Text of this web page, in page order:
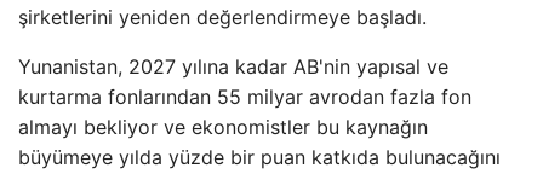
şirketlerini yeniden değerlendirmeye başladı.
Yunanistan, 2027 yılına kadar AB'nin yapısal ve
kurtarma fonlarından 55 milyar avrodan fazla fon
almayı bekliyor ve ekonomistler bu kaynağın
büyümeye yılda yüzde bir puan katkıda bulunacağını